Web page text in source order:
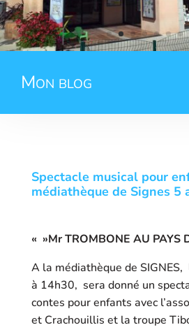
Mon blog
Spectacle musical pour
médiathèque de Signes 5
« »Mr TROMBONE AU PAYS
A la médiathèque de
à 14h30, sera donné un
contes pour enfants avec
et Crachouillis et la troupe